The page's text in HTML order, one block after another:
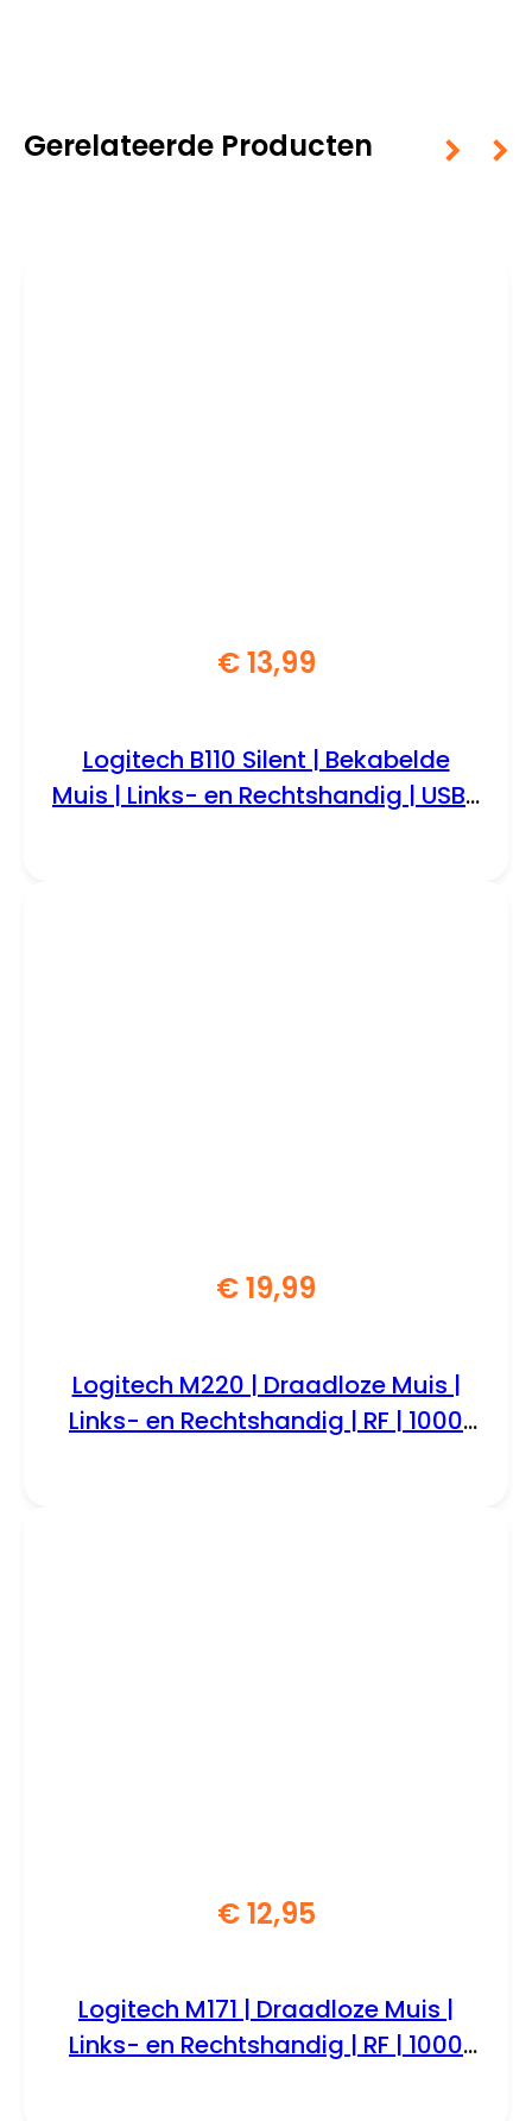
Gerelateerde Producten
€13,99
Logitech B110 Silent | Bekabelde
Muis | Links- en Rechtshandig | USB-
€19,99
Logitech M220 | Draadloze Muis |
Links- en Rechtshandig | RF | 1000
€12,95
Logitech M171 | Draadloze Muis |
Links- en Rechtshandig | RF | 1000